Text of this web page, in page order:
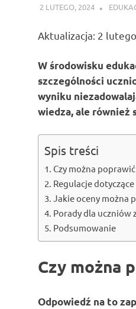
2 LUTEGO, 2024 ATROX
Aktualizacja: 2
W środowisku
szczególności
wyniku
wiedza, ale również
Spis treści
Czy można
Regulacje
Jakie oceny można
Porady dla uczniów
Podsumowanie
Czy można
Odpowiedź na to